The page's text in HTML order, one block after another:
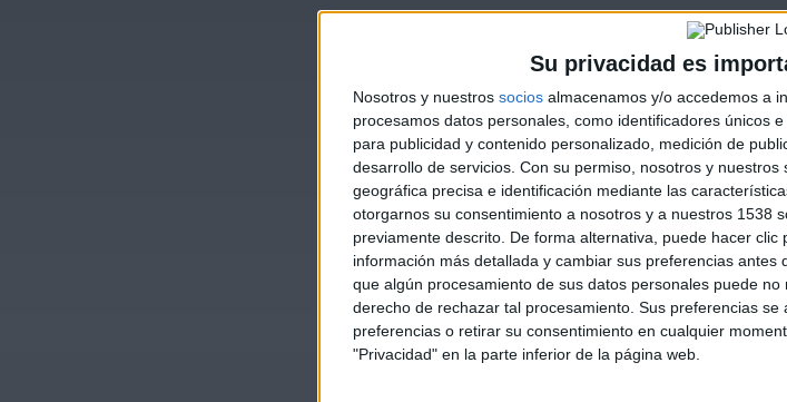
Su privacidad es
Nosotros y nuestros socios almacenamos y/o accedemos a
procesamos datos personales, como identificadores únicos
para publicidad y contenido personalizado, medición de
desarrollo de servicios. Con su permiso, nosotros y nuestros
geográfica precisa e identificación mediante las
otorgarnos su consentimiento a nosotros y a nuestros 1538
previamente descrito. De forma alternativa, puede hacer
información más detallada y cambiar sus preferencias antes
que algún procesamiento de sus datos personales puede
derecho de rechazar tal procesamiento. Sus preferencias
preferencias o retirar su consentimiento en cualquier
"Privacidad" en la parte inferior de la página web.